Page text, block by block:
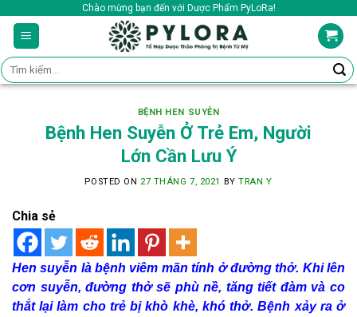
content
Chào mừng bạn đến với Dược Phẩm PyLoRa!
Tìm
kiếm:
BỆNH HEN SUYỄN
Bệnh Hen Suyễn Ở Trẻ Em, Người
Lớn Cần Lưu Ý
POSTED ON 27 THÁNG 7, 2021 BYTRAN Y
Chia sẻ
Hen suyễn là bệnh viêm mãn tính ở đường thở. Khi lên
cơn suyễn, đường thở sẽ phù nề, tăng tiết đàm và co
thắt lại làm cho trẻ bị khò khè, khó thở. Bệnh xảy ra ở